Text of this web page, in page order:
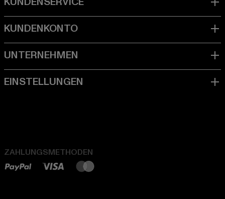
ZAHLUNGSMETHODEN